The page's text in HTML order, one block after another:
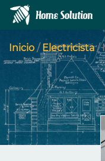
Inicio / Electricista/